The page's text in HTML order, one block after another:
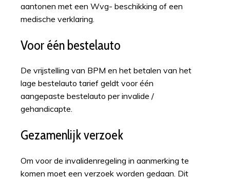
aantonen met een Wvg- beschikking of een
medische verklaring.
Voor één bestelauto
De vrijstelling van BPM en het betalen van het
lage bestelauto tarief geldt voor één
aangepaste bestelauto per invalide /
gehandicapte.
Gezamenlijk verzoek
Om voor de invalidenregeling in aanmerking te
komen moet een verzoek worden gedaan. Dit